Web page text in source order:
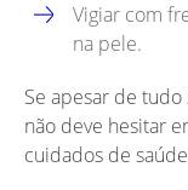
Vigiar com
na pele.
Se apesar de
não deve hesitar
cuidados de